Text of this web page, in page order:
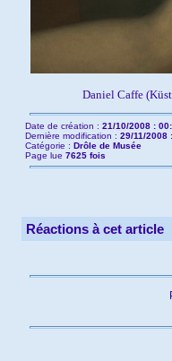
Daniel Caffe
Date de création : 21/10/2008 :
Dernière modification : 29/11/2008
Catégorie : Drôle de Musée
Page lue 7625 fois
Réactions à cet article